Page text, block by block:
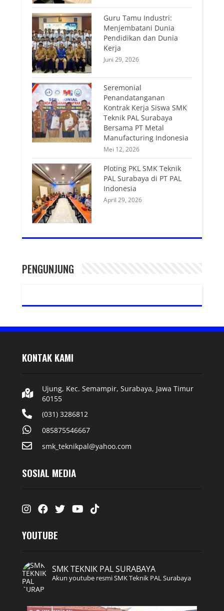
Guru Tamu Industri:
Menjembatani Dunia
Pendidikan dan Dunia
Kerja
Juni 29, 2026
Seremonial
Penandatanganan
Kontrak Kerja Siswa SMK
Teknik PAL Surabaya
Bersama PT Metal
Manufacturing Indonesia
Mei 12, 2026
Ploting PKL SMK Teknik
PAL Surabaya di PT PAL
Indonesia
April 29, 2026
PENGUNJUNG
KONTAK KAMI
Ujung, Kec. Semampir, Surabaya, Jawa Timur
60155
(031) 3286812
085875546667
smk_teknikpal@yahoo.com
SOSIAL MEDIA
Instagram
FacebookTwitterYoutube
Tiktok
YOUTUBE
SMK TEKNIK PAL SURABAYA
Akun youtube resmi SMK Teknik PAL Surabaya